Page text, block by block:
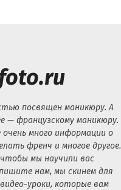
посвящен маникюру. А
— французскому маникюру.
много информации о
френч и многое другое.
мы научили вас
нам, мы скинем для
уроки, которые вам